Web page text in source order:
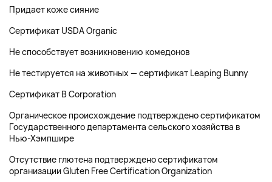
Придает коже сияние
Сертификат USDA Organic
Не способствует возникновению комедонов
Не тестируется на животных — сертификат Leaping Bunny
Сертификат B Corporation
Органическое происхождение подтверждено сертификатом
Государственного департамента сельского хозяйства в
Нью-Хэмпшире
Отсутствие глютена подтверждено сертификатом
организации Gluten Free Certification Organization